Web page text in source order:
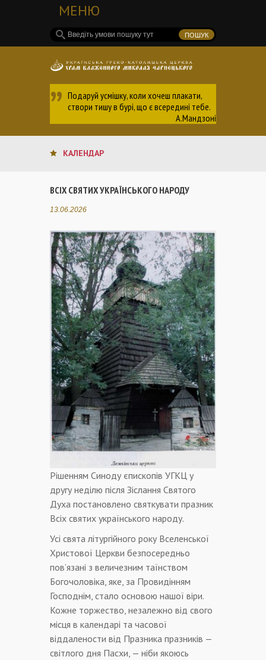
МЕНЮ
Подаруй усмішку, коли хочеш плакати,
створи тишу в бурі, що є всередині тебе.
А.Мандзоні
КАЛЕНДАР
ВСІХ СВЯТИХ УКРАЇНСЬКОГО НАРОДУ
13.06.2026
Рішенням Синоду єпископів УГКЦ у
другу неділю після Зіслання Святого
Духа постановлено святкувати празник
Всіх святих українського народу.
Усі свята літургійного року Вселенської
Христової Церкви безпосередньо
пов’язані з величезним таїнством
Богочоловіка, яке, за Провидінням
Господнім, стало основою нашої віри.
Кожне торжество, незалежно від свого
місця в календарі та часової
віддалености від Празника празників —
світлого дня Пасхи, — ніби якоюсь